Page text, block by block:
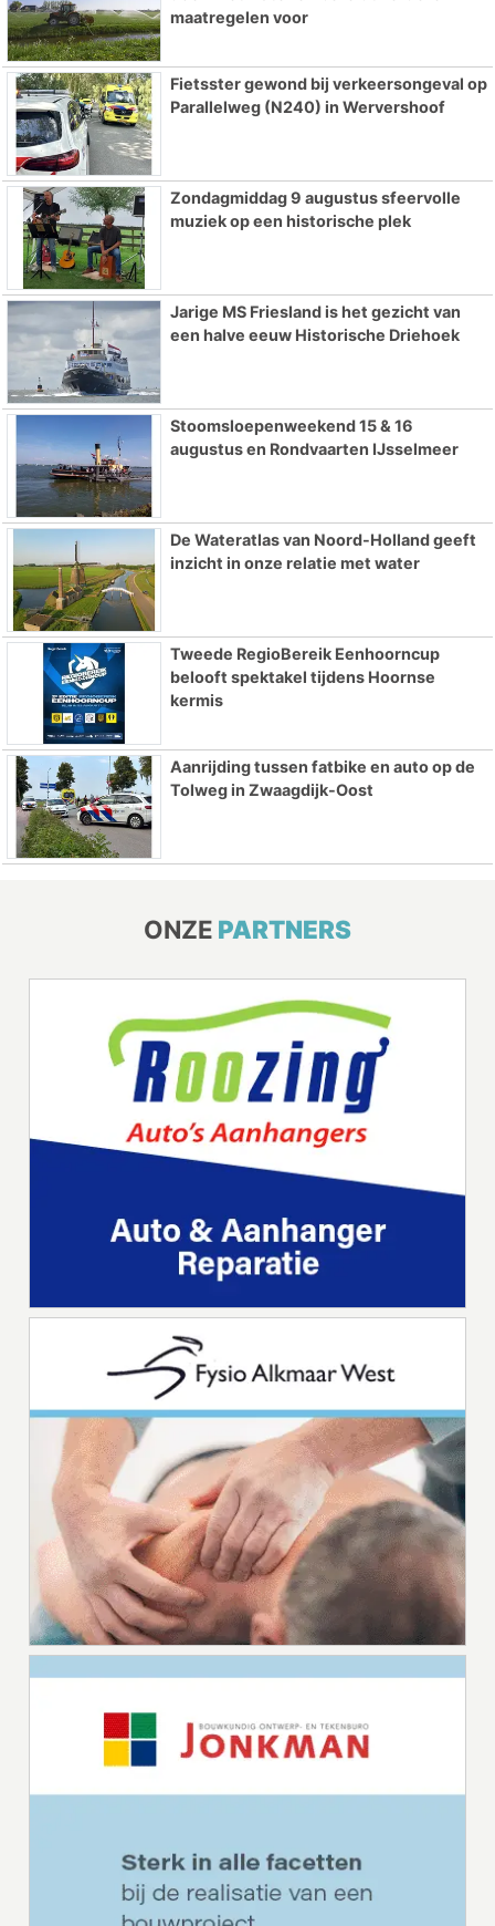
maatregelen voor
Fietsster gewond bij verkeersongeval op
Parallelweg (N240) in Wervershoof
Zondagmiddag 9 augustus sfeervolle
muziek op een historische plek
Jarige MS Friesland is het gezicht van
een halve eeuw Historische Driehoek
Stoomsloepenweekend 15 & 16
augustus en Rondvaarten IJsselmeer
De Wateratlas van Noord-Holland geeft
inzicht in onze relatie met water
Tweede RegioBereik Eenhoorncup
belooft spektakel tijdens Hoornse
kermis
Aanrijding tussen fatbike en auto op de
Tolweg in Zwaagdijk-Oost
ONZE PARTNERS